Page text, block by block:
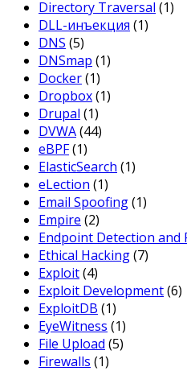
Directory Traversal (1)
DLL-инъекция (1)
DNS (5)
DNSmap (1)
Docker(1)
Dropbox(1)
Drupal (1)
DVWA(44)
eBPF(1)
ElasticSearch (1)
eLection (1)
Email Spoofing(1)
Empire (2)
Endpoint Detection and
Ethical Hacking(7)
Exploit(4)
Exploit Development(6)
ExploitDB (1)
EyeWitness (1)
File Upload (5)
Firewalls (1)